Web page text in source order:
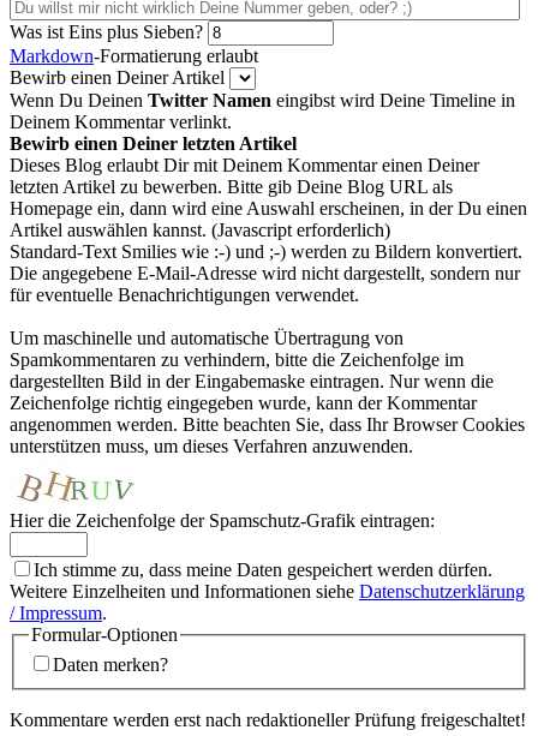
Was ist Eins plus Sieben?
Markdown-Formatierung erlaubt
Bewirb einen Deiner Artikel
Wenn Du Deinen Twitter Namen eingibst wird Deine Timeline in
Deinem Kommentar verlinkt.
Bewirb einen Deiner letzten Artikel
Dieses Blog erlaubt Dir mit Deinem Kommentar einen Deiner
letzten Artikel zu bewerben. Bitte gib Deine Blog URL als
Homepage ein, dann wird eine Auswahl erscheinen, in der Du einen
Artikel auswählen kannst. (Javascript erforderlich)
Standard-Text Smilies wie :-) und ;-) werden zu Bildern konvertiert.
Die angegebene E-Mail-Adresse wird nicht dargestellt, sondern nur
für eventuelle Benachrichtigungen verwendet.
Um maschinelle und automatische Übertragung von
Spamkommentaren zu verhindern, bitte die Zeichenfolge im
dargestellten Bild in der Eingabemaske eintragen. Nur wenn die
Zeichenfolge richtig eingegeben wurde, kann der Kommentar
angenommen werden. Bitte beachten Sie, dass Ihr Browser Cookies
unterstützen muss, um dieses Verfahren anzuwenden.
Hier die Zeichenfolge der Spamschutz-Grafik eintragen:
Ich stimme zu, dass meine Daten gespeichert werden dürfen.
Weitere Einzelheiten und Informationen siehe Datenschutzerklärung
/ Impressum.
Formular-Optionen
Daten merken?
Kommentare werden erst nach redaktioneller Prüfung freigeschaltet!